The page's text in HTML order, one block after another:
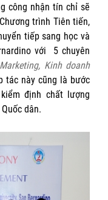
công nhận tín chỉ sẽ
trình Tiên tiến,
tiếp sang học và
với 5 chuyên
Kinh doanh
tác này cũng là bước
định chất lượng
dân.